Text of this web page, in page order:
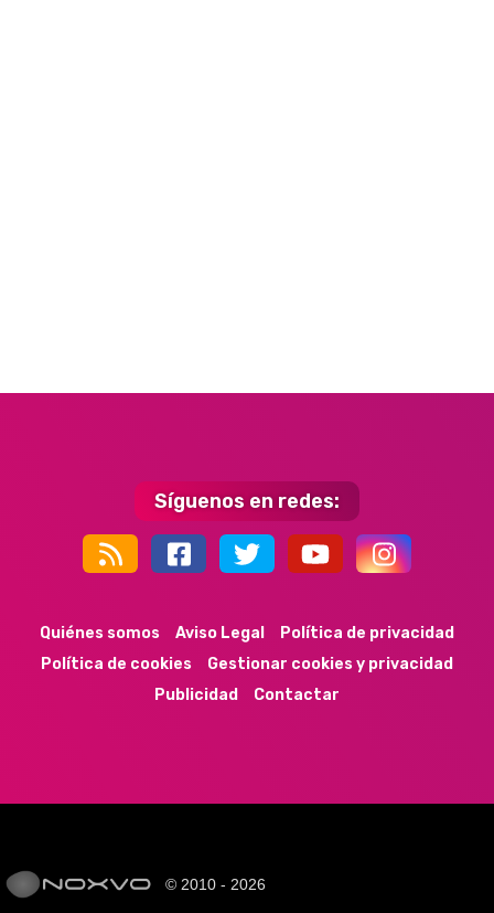
Síguenos en redes:
Quiénes somos Aviso Legal
Política de privacidad
Política de cookies
Gestionar cookies y privacidad
Publicidad
Contactar
© 2010 - 2026